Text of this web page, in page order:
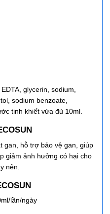
glycerin, sodium,
sodium benzoate,
tinh khiết vừa đủ 10ml.
gan, hỗ trợ bảo vệ gan, giúp
giảm ảnh hưởng có hại cho
nên.
lần/ngày